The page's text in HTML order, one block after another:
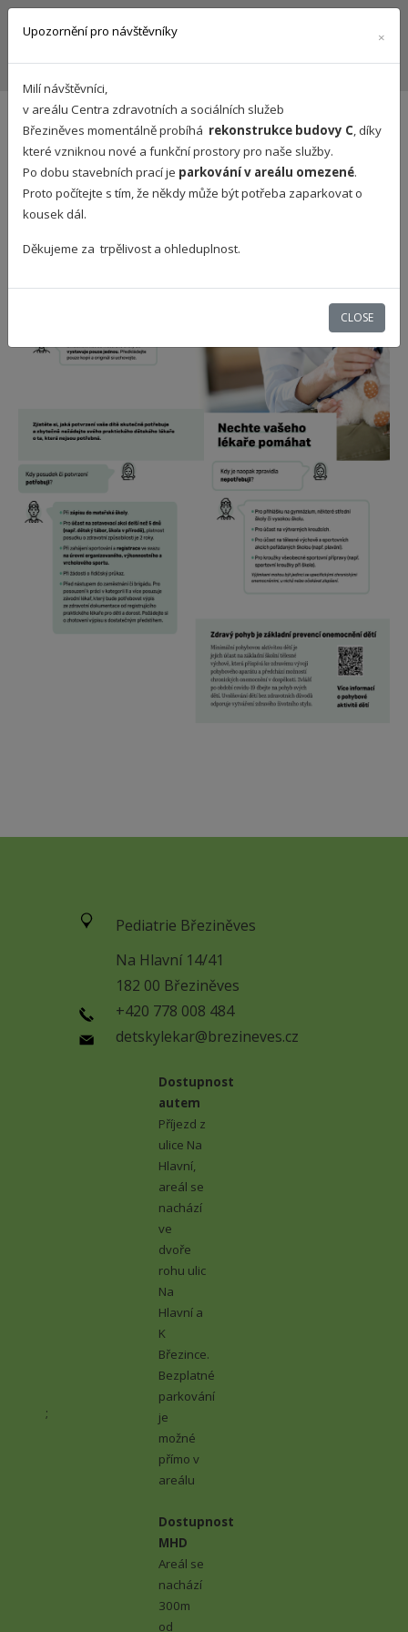
Posudky
Pediatrie Březiněves
Na Hlavní 14/41
182 00 Březiněves
+420 778 008 484
detskylekar@brezineves.cz
;
Dostupnost
autem
Příjezd z
ulice Na
Hlavní,
areál se
nachází
ve
dvoře
rohu ulic
Na
Hlavní a
K
Březince.
Bezplatné
parkování
je
možné
přímo v
areálu
Dostupnost
MHD
Areál se
nachází
300m
od
Upozornění pro návštěvníky ×
Milí návštěvníci,
v areálu Centra zdravotních a sociálních služeb
Březiněves momentálně probíhá rekonstrukce budovy C, díky
které vzniknou nové a funkčníprostory pro naše služby.
Po dobu stavebních prací je parkování v areálu omezené.
Proto počítejte s tím, že někdy může být potřeba zaparkovat o
kousek dál.
Děkujeme za trpělivost a ohleduplnost.
CLOSE